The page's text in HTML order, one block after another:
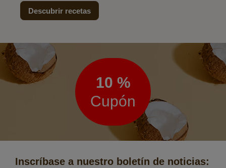
Descubrir recetas
Boletín
de
noticias
10 %
Cupón
Inscríbase a nuestro boletín de noticias: